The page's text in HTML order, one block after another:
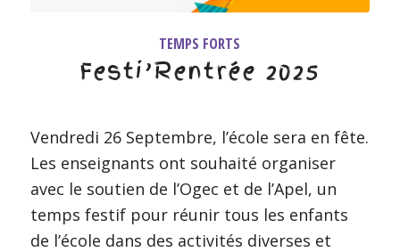
TEMPS FORTS
Festi’Rentrée 2025
Vendredi 26 Septembre, l’école sera en fête.
Les enseignants ont souhaité organiser
avec le soutien de l’Ogec et de l’Apel, un
temps festif pour réunir tous les enfants
de l’école dans des activités diverses et